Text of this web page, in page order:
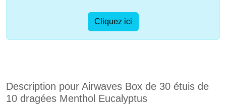
Cliquez ici
Description pour Airwaves Box de 30 étuis de
10 dragées Menthol Eucalyptus